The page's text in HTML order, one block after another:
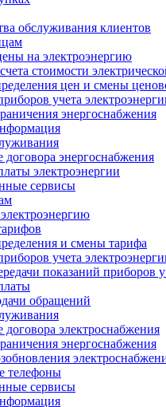
обслуживания клиентов
на электроэнергию
стоимости
цен и смены
учета
энергоснабжения
договора энергоснабжения
электроэнергии
сервисы
и смены тарифа
учета
показаний приборов
обращений
договора электроснабжения
энергоснабжения
телефоны
сервисы